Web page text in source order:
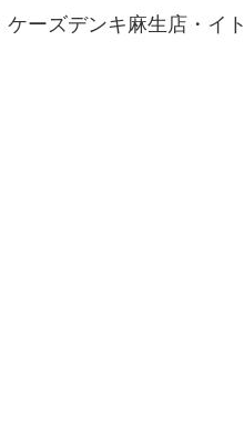
ーズデンキ麻生店・イト